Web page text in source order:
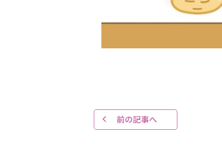
前の記事へ